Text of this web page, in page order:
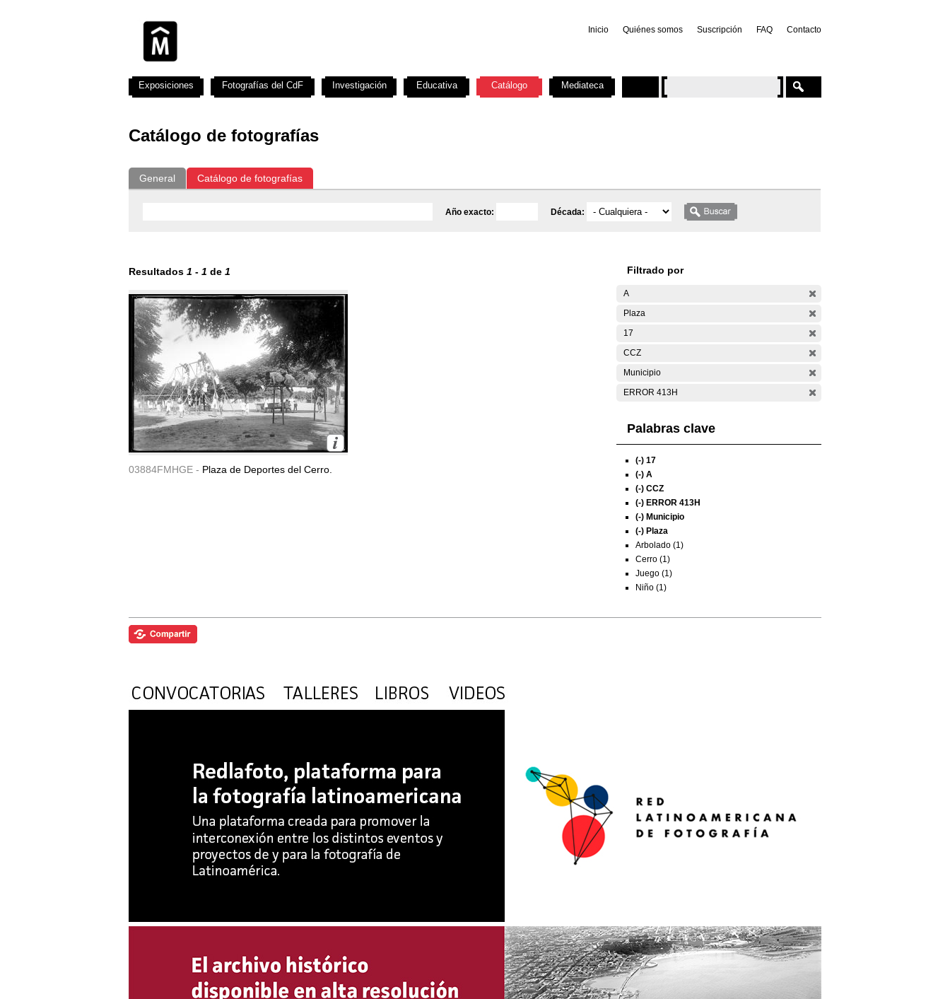
Inicio Quiénes somos Suscripción FAQ Contacto
Catálogo de fotografías
General Catálogo de fotografías
Año exacto: Década:
Resultados 1 - 1 de 1
03884FMHGE - Plaza de Deportes del Cerro.
Filtrado por
A
Plaza
17
CCZ
Municipio
ERROR 413H
Palabras clave
(-) 17
(-) A
(-) CCZ
(-) ERROR 413H
(-) Municipio
(-) Plaza
Arbolado (1)
Cerro (1)
Juego (1)
Niño (1)
Exposiciones Fotografías del CdF Investigación Educativa Catálogo Mediateca